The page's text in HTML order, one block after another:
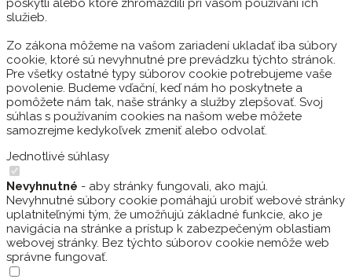
poskytli alebo ktoré zhromaždili pri vašom používaní ich
služieb.
Zo zákona môžeme na vašom zariadení ukladať iba súbory
cookie, ktoré sú nevyhnutné pre prevádzku týchto stránok.
Pre všetky ostatné typy súborov cookie potrebujeme vaše
povolenie. Budeme vďační, keď nám ho poskytnete a
pomôžete nám tak, naše stránky a služby zlepšovať. Svoj
súhlas s používaním cookies na našom webe môžete
samozrejme kedykoľvek zmeniť alebo odvolať.
Jednotlivé súhlasy
Nevyhnutné - aby stránky fungovali, ako majú.
Nevyhnutné súbory cookie pomáhajú urobiť webové stránky
uplatniteľnými tým, že umožňujú základné funkcie, ako je
navigácia na stránke a prístup k zabezpečeným oblastiam
webovej stránky. Bez týchto súborov cookie nemôže web
správne fungovať.